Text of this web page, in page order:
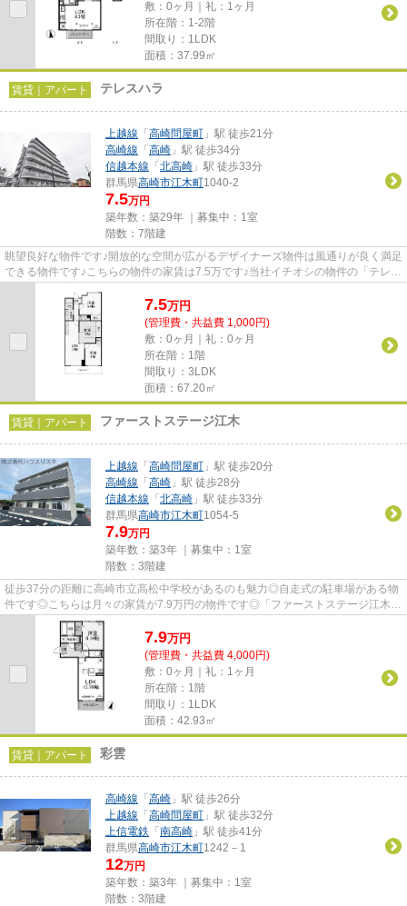
敷：0ヶ月｜礼：1ヶ月
所在階：1-2階
間取り：1LDK
面積：37.99㎡
賃貸｜アパート テレスハラ
上越線 「 高崎問屋町 」駅 徒歩21分
高崎線 「 高崎 」駅 徒歩34分
信越本線 「 北高崎 」駅 徒歩33分
群馬県高崎市江木町1040-2
7.5万円
築年数：築29年 ｜募集中： 1室
階数：7階建
眺望良好な物件です♪開放的な空間が広がるデザイナーズ物件は風通りが良く満足
できる物件です♪こちらの物件の家賃は7.5万です♪当社イチオシの物件の「テレス
7.5万円
(管理費・共益費 1,000円)
敷：0ヶ月｜礼：0ヶ月
所在階：1階
間取り：3LDK
面積：67.20㎡
賃貸｜アパート ファーストステージ江木
上越線 「 高崎問屋町 」駅 徒歩20分
高崎線 「 高崎 」駅 徒歩28分
信越本線 「 北高崎 」駅 徒歩33分
群馬県高崎市江木町1054-5
7.9万円
築年数：築3年 ｜募集中： 1室
階数：3階建
徒歩37分の距離に高崎市立高松中学校があるのも魅力◎自走式の駐車場がある物
件です◎こちらは月々の家賃が7.9万円の物件です◎「ファーストステージ江木」
の物件情報をお探しならお気軽...
7.9万円
(管理費・共益費 4,000円)
敷：0ヶ月｜礼：1ヶ月
所在階：1階
間取り：1LDK
面積：42.93㎡
賃貸｜アパート 彩雲
高崎線 「 高崎 」駅 徒歩26分
上越線 「 高崎問屋町 」駅 徒歩32分
上信電鉄 「 南高崎 」駅 徒歩41分
群馬県高崎市江木町1242－1
12万円
築年数：築3年 ｜募集中： 1室
階数：3階建